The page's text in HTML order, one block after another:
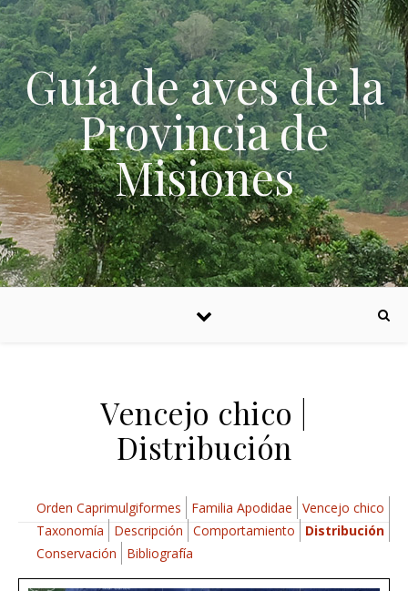
Skip to content
Guía de aves de la
Provincia de
Misiones
Vencejo chico |
Distribución
Orden Caprimulgiformes Familia Apodidae
Vencejo chico
Taxonomía
Descripción Comportamiento
Distribución
Conservación
Bibliografía